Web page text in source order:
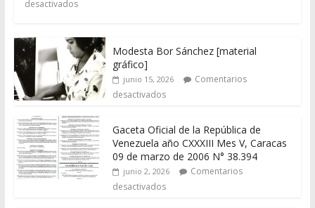
desactivados
Modesta Bor Sánchez [material
gráfico]
junio 15, 2026
Comentarios
desactivados
Gaceta Oficial de la República de
Venezuela año CXXXIII Mes V, Caracas
09 de marzo de 2006 N° 38.394
junio 2, 2026
Comentarios
desactivados